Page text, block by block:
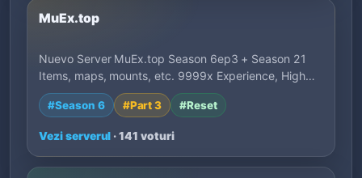
MuEx.top
Nuevo Server MuEx.top Season 6ep3 + Season 21
Items, maps, mounts, etc. 9999x Experience, High…
#Season 6 #Part 3 #Reset
Vezi serverul · 141 voturi